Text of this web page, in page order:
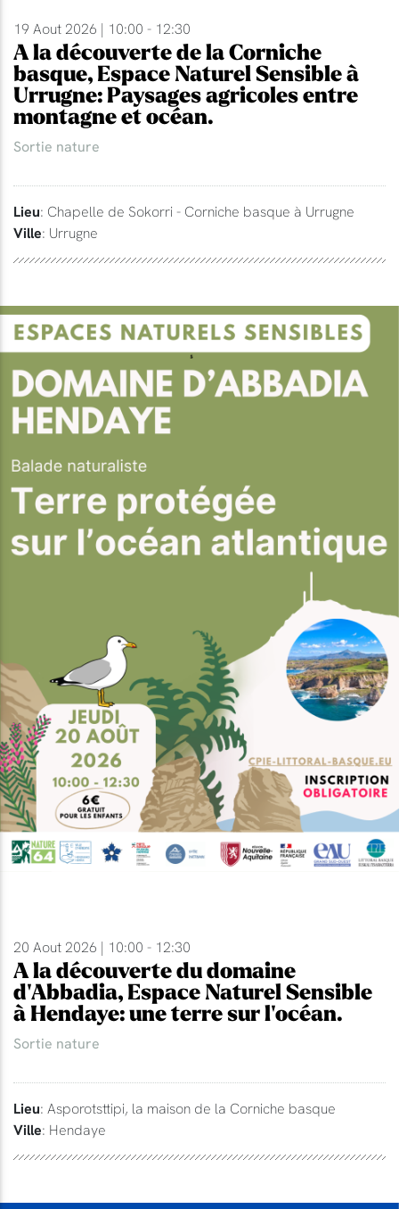
19 Aout 2026 | 10:00 - 12:30
A la découverte de la Corniche
basque, Espace Naturel Sensible à
Urrugne: Paysages agricoles entre
montagne et océan.
Sortie nature
Lieu: Chapelle de Sokorri - Corniche basque à Urrugne
Ville: Urrugne
20 Aout 2026 | 10:00 - 12:30
A la découverte du domaine
d'Abbadia, Espace Naturel Sensible
à Hendaye: une terre sur l'océan.
Sortie nature
Lieu: Asporotsttipi, la maison de la Corniche basque
Ville: Hendaye